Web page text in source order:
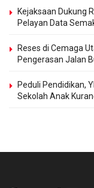
Kejaksaan Dukung
Pelayan Data
Reses di Cemaga
Pengerasan Jalan
Peduli Pendidikan,
Sekolah Anak